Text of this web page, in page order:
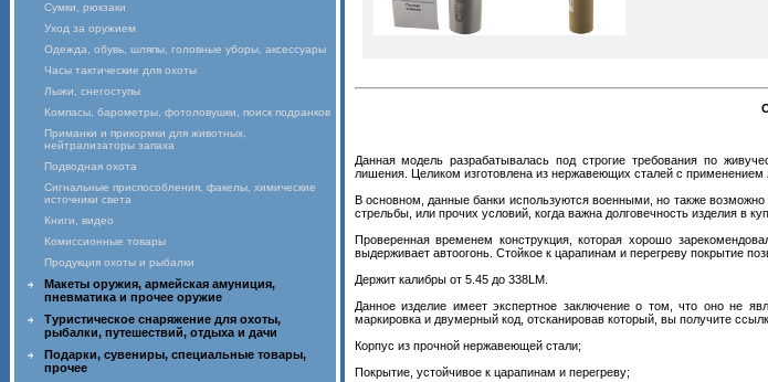
Сумки, рюкзаки
Уход за оружием
Одежда, обувь, шляпы, головные уборы, аксессуары
Часы тактические для охоты
Лыжи, снегоступы
Компасы, барометры, фотоловушки, поиск подранков
Приманки и прикормки для животных,
нейтрализаторы запаха
Подводная охота
Сигнальные приспособления, факелы, химические
источники света
Книги, видео
Комиссионные товары
Продукция охоты и рыбалки
Макеты оружия, армейская амуниция,
пневматика и прочее оружие
Туристическое снаряжение для охоты,
рыбалки, путешествий, отдыха и дачи
Подарки, сувениры, специальные товары,
прочее
Данная модель разрабатывалась под строгие требования по
лишения. Целиком изготовлена из нержавеющих сталей с применением
В основном, данные банки используются военными, но также
стрельбы, или прочих условий, когда важна долговечность изделия в
Проверенная временем конструкция, которая хорошо
выдерживает автоогонь. Стойкое к царапинам и перегреву покрытие
Держит калибры от 5.45 до 338LM.
Данное изделие имеет экспертное заключение о том, что оно не
маркировка и двумерный код, отсканировав который, вы получите
Корпус из прочной нержавеющей стали;
Покрытие, устойчивое к царапинам и перегреву;